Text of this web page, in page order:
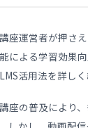
講座運営者が
LMS活用法を